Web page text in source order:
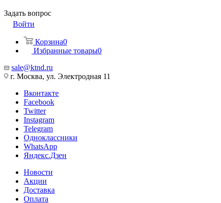
Задать вопрос
Войти
Корзина0
Избранные товары0
sale@ktnd.ru
г. Москва, ул. Электродная 11
Вконтакте
Facebook
Twitter
Instagram
Telegram
Одноклассники
WhatsApp
Яндекс.Дзен
Новости
Акции
Доставка
Оплата